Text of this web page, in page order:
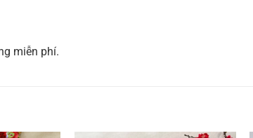
miễn phí.